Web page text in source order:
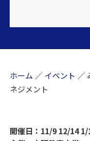
ホーム ／ イベント ／
ネジメント
開催日：11/9 12/14